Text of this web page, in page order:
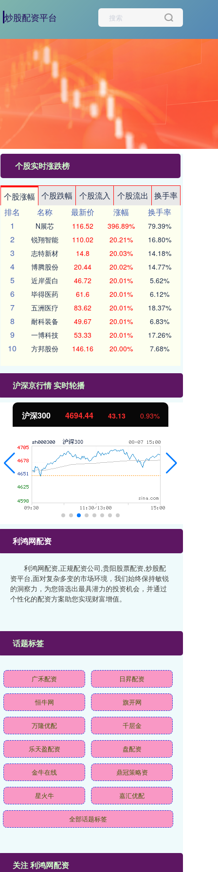
炒股配资平台
个股实时涨跌榜
个股涨幅 个股跌幅 个股流入 个股流出
换手率
排名
名称 最新价 涨幅
换手率
1
N展芯 116.52 396.89% 79.39%
2 锐翔智能 110.02 20.21% 16.80%
3 志特新材 14.8 20.03% 14.18%
4 博腾股份 20.44 20.02% 14.77%
5 近岸蛋白 46.72 20.01% 5.62%
6 毕得医药 61.6 20.01% 6.12%
7 五洲医疗 83.62 20.01% 18.37%
8 耐科装备 49.67 20.01% 6.83%
9 一博科技 53.33 20.01% 17.26%
10 方邦股份 146.16 20.00% 7.68%
沪深京行情 实时轮播
北证50 1134.24 11.37
利鸿网配资
利鸿网配资,正规配资公司,贵阳股票配资,炒股配
资平台,面对复杂多变的市场环境，我们始终保持敏锐
的洞察力，为您筛选出最具潜力的投资机会，并通过
个性化的配资方案助您实现财富增值。
话题标签
广禾配资 日昇配资
恒牛网 旗开网
万隆优配 千层金
乐天盈配资 盘配资
金牛在线 鼎冠策略资
星火牛 嘉汇优配
全部话题标签
关注 利鸿网配资